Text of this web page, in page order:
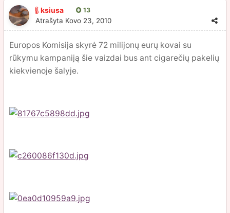
ksiusa 13
Atrašyta Kovo 23, 2010
Europos Komisija skyrė 72 milijonų eurų kovai su
rūkymu kampaniją šie vaizdai bus ant cigarečių pakelių
kiekvienoje šalyje.